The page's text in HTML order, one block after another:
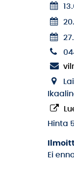
Hinta
Ei